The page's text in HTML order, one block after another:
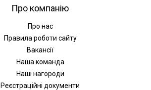
Про компанію
Про нас
Правила роботи сайту
Вакансії
Наша команда
Наші нагороди
Реєстраційні документи